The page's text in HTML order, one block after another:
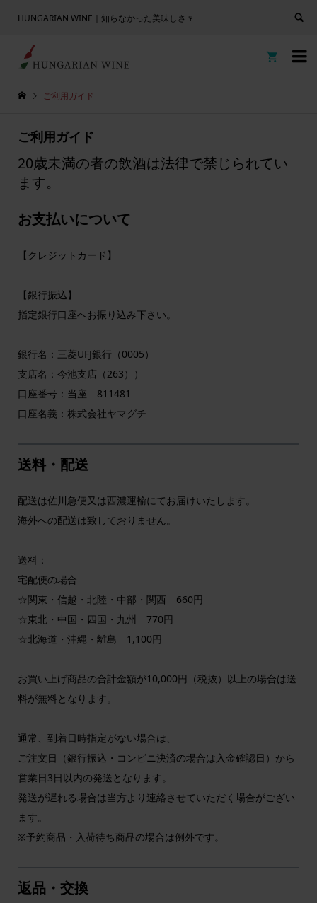
HUNGARIAN WINE｜知らなかった美味しさ🍷


ご利用ガイド
ご利用ガイド
20歳未満の者の飲酒は法律で禁じられてい
ます。
お支払いについて
【クレジットカード】
【銀行振込】
指定銀行口座へお振り込み下さい。
銀行名：三菱UFJ銀行（0005）
支店名：今池支店（263））
口座番号：当座 811481
口座名義：株式会社ヤマグチ
送料・配送
配送は佐川急便又は西濃運輸にてお届けいたします。
海外への配送は致しておりません。
送料：
宅配便の場合
☆関東・信越・北陸・中部・関西 660円
☆東北・中国・四国・九州 770円
☆北海道・沖縄・離島 1,100円
お買い上げ商品の合計金額が10,000円（税抜）以上の場合は送
料が無料となります。
通常、到着日時指定がない場合は、
ご注文日（銀行振込・コンビニ決済の場合は入金確認日）から
営業日3日以内の発送となります。
発送が遅れる場合は当方より連絡させていただく場合がござい
ます。
※予約商品・入荷待ち商品の場合は例外です。
返品・交換